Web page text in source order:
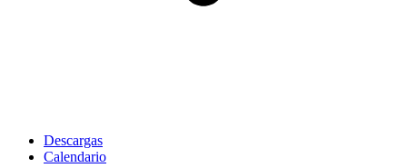
Descargas
Calendario